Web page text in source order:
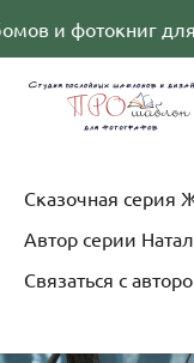
фотографов.
Сказочная серия
Автор серии
Связаться с